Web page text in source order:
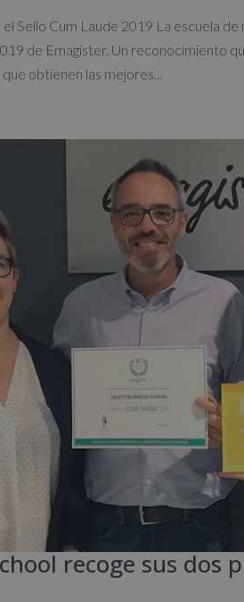
Sello Cum Laude 2019 La escuela
de Emagister. Un reconocimiento
obtienen las mejores...
recoge sus dos